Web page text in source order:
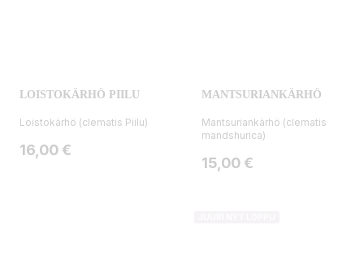
LOISTOKÄRHÖ PIILU
Loistokärhö (clematis Piilu)
Hinta
16,00 €
MANTSURIANKÄRHÖ
Mantsuriankärhö (clematis
mandshurica)
Hinta
15,00 €